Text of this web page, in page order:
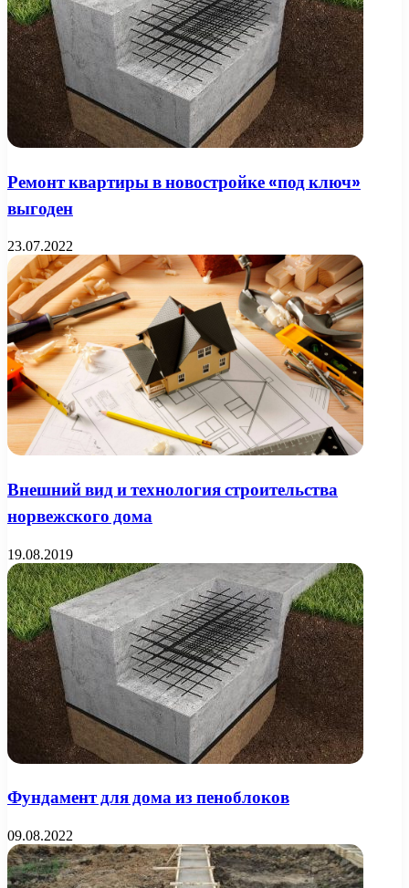
Ремонт квартиры в новостройке «под ключ»
выгоден
23.07.2022
Внешний вид и технология строительства
норвежского дома
19.08.2019
Фундамент для дома из пеноблоков
09.08.2022